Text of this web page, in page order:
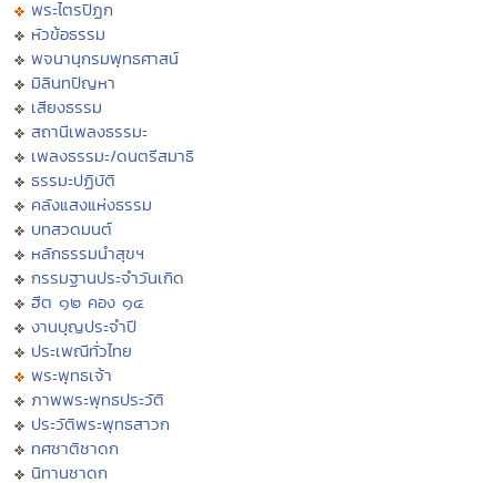
พระไตรปิฏก
หัวข้อธรรม
พจนานุกรมพุทธศาสน์
มิลินทปัญหา
เสียงธรรม
สถานีเพลงธรรมะ
เพลงธรรมะ/ดนตรีสมาธิ
ธรรมะปฏิบัติ
คลังแสงแห่งธรรม
บทสวดมนต์
หลักธรรมนำสุขฯ
กรรมฐานประจำวันเกิด
ฮีต ๑๒ คอง ๑๔
งานบุญประจำปี
ประเพณีทั่วไทย
พระพุทธเจ้า
ภาพพระพุทธประวัติ
ประวัติพระพุทธสาวก
ทศชาติชาดก
นิทานชาดก